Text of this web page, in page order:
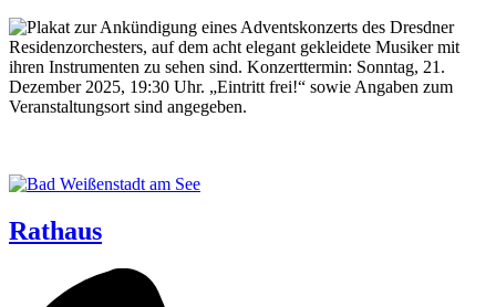
Rathaus